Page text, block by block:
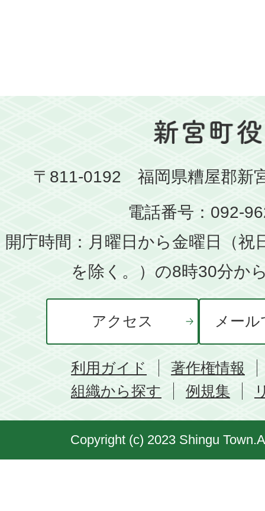
〒811-0192 福岡県糟屋郡新
電話番号：092-
開庁時間：月曜日から金曜日（祝
を除く。）の8時30分か
アクセス メー
利用ガイド
著作権情報
組織から探す
例規集
Copyright (c) 2023 Shingu